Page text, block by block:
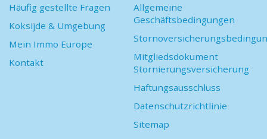
Häufig gestellte Fragen
Koksijde & Umgebung
Mein Immo Europe
Kontakt
Allgemeine
Geschäftsbedingungen
Mitgliedsdokument
Stornierungsversicherung
Haftungsausschluss
Datenschutzrichtlinie
Sitemap